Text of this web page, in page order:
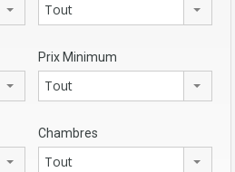
Tout
Prix Minimum
Tout
Chambres
Tout